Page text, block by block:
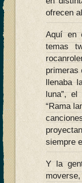
ofrecen
Aquí en
temas
primeras
llenaba
luna”,
“Rama
siempre
Y la